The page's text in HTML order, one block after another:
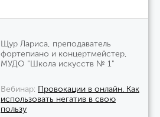
Щур Лариса, преподаватель
фортепиано и концертмейстер,
МУДО "Школа искусств № 1"
Вебинар Провокации в онлайн. Как
использовать негатив в свою
пользу